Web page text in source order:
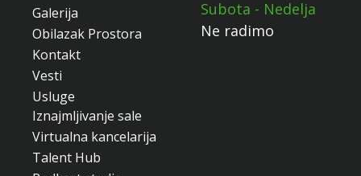
Galerija
Obilazak Prostora
Kontakt
Vesti
Usluge
Iznajmljivanje sale
Virtualna kancelarija
Talent Hub
Subota - Nedelja
Ne radimo